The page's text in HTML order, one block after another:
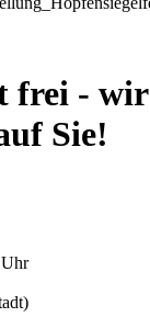
frei -
Sie!